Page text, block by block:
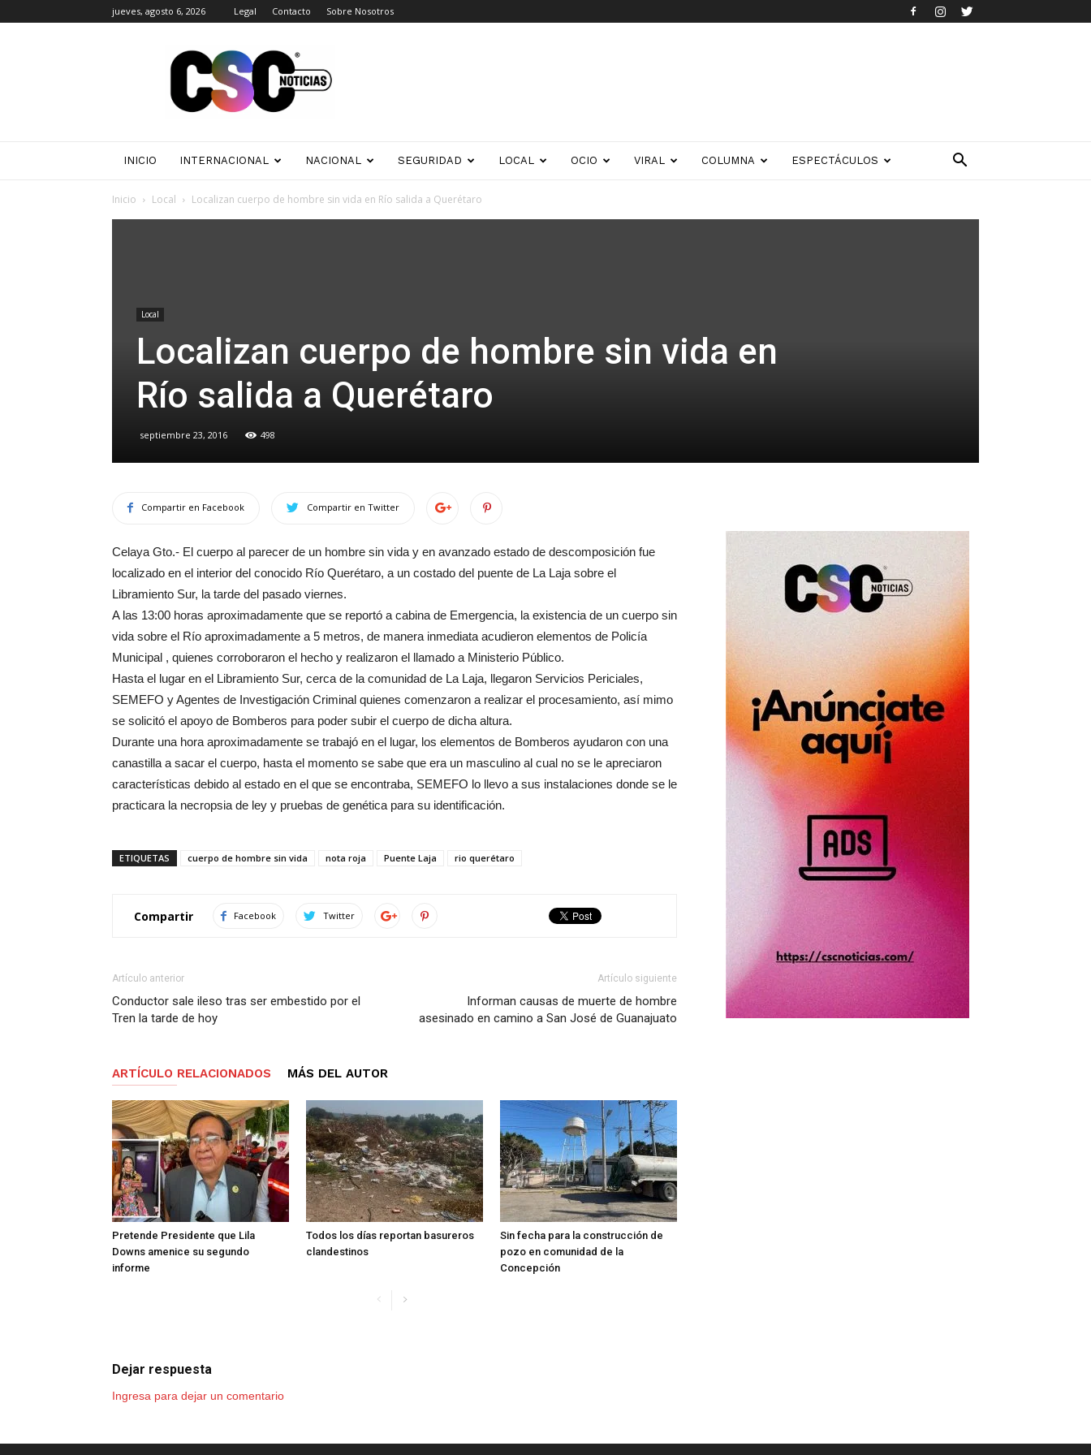
jueves, agosto 6, 2026 Legal Contacto Sobre Nosotros
Noticias
INICIO INTERNACIONAL NACIONAL SEGURIDAD LOCAL OCIO VIRAL COLUMNA ESPECTÁCULOS
Inicio Local Localizan cuerpo de hombre sin vida en Río salida a Querétaro
Local
Localizan cuerpo de hombre sin vida en
Río salida a Querétaro
septiembre 23, 2016 498
Compartir en Facebook Compartir en Twitter
Celaya Gto.- El cuerpo al parecer de un hombre sin vida y en avanzado estado de descomposición fue
localizado en el interior del conocido Río Querétaro, a un costado del puente de La Laja sobre el
Libramiento Sur, la tarde del pasado viernes.
A las 13:00 horas aproximadamente que se reportó a cabina de Emergencia, la existencia de un cuerpo sin
vida sobre el Río aproximadamente a 5 metros, de manera inmediata acudieron elementos de Policía
Municipal , quienes corroboraron el hecho y realizaron el llamado a Ministerio Público.
Hasta el lugar en el Libramiento Sur, cerca de la comunidad de La Laja, llegaron Servicios Periciales,
SEMEFO y Agentes de Investigación Criminal quienes comenzaron a realizar el procesamiento, así mimo
se solicitó el apoyo de Bomberos para poder subir el cuerpo de dicha altura.
Durante una hora aproximadamente se trabajó en el lugar, los elementos de Bomberos ayudaron con una
canastilla a sacar el cuerpo, hasta el momento se sabe que era un masculino al cual no se le apreciaron
características debido al estado en el que se encontraba, SEMEFO lo llevo a sus instalaciones donde se le
practicara la necropsia de ley y pruebas de genética para su identificación.
ETIQUETAS cuerpo de hombre sin vida nota roja Puente Laja rio querétaro
Compartir Facebook Twitter
Artículo anterior
Conductor sale ileso tras ser embestido por el
Tren la tarde de hoy
Artículo siguiente
Informan causas de muerte de hombre
asesinado en camino a San José de Guanajuato
ARTÍCULO RELACIONADOS MÁS DEL AUTOR
Pretende Presidente que Lila
Downs amenice su segundo
informe
Todos los días reportan basureros
clandestinos
Sin fecha para la construcción de
pozo en comunidad de la
Concepción
Dejar respuesta
Ingresa para dejar un comentario